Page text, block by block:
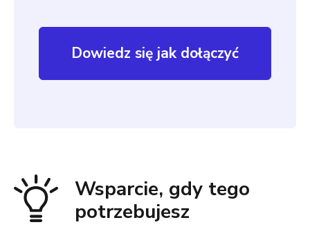
Dowiedz się jak dołączyć
Wsparcie, gdy tego
potrzebujesz